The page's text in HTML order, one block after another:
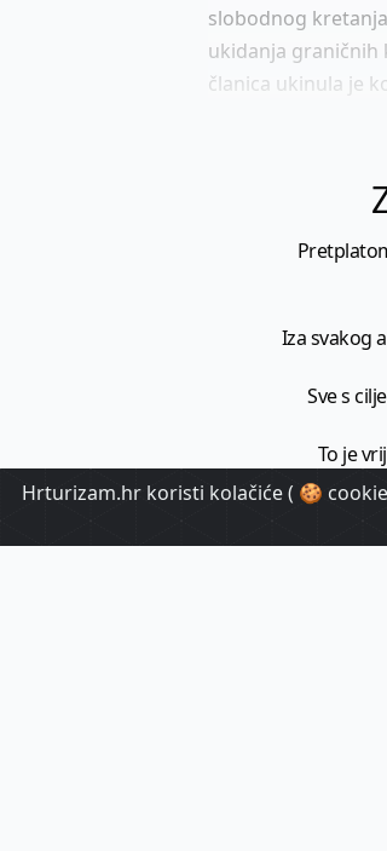
slobodnog
ukidanja graničnih
članica ukinula je
Iza svakog
Sve s
To je
Hrturizam.hr koristi kolačiće ( 🍪